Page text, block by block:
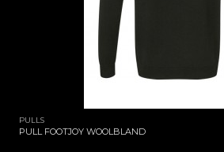
PULLS
PULL FOOTJOY WOOLBLAND